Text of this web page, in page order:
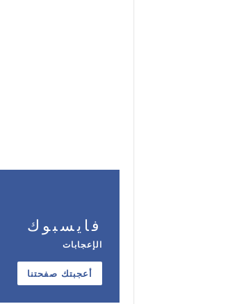
فايسبوك
الإعجابات
أعجبتك صفحتنا